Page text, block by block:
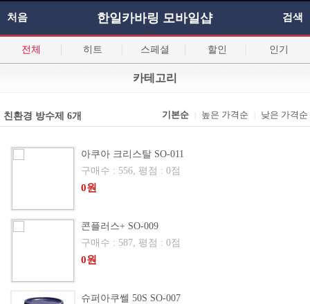
처음 한일카바링 모바일샵 검색
전체 히트 스페셜 할인 인기
카테고리
친환경 방수제 6개 기본순 높은 가격순 낮은 가격순
아쿠아 크리스탈 SO-011
구매수 : 556, 평점 : 0점
0원
콘플러스+ SO-009
구매수 : 587, 평점 : 0점
0원
슈퍼아쿠쎌 50S SO-007